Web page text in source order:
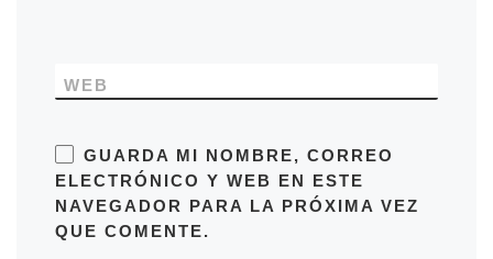
WEB
GUARDA MI NOMBRE, CORREO
ELECTRÓNICO Y WEB EN ESTE
NAVEGADOR PARA LA PRÓXIMA VEZ
QUE COMENTE.